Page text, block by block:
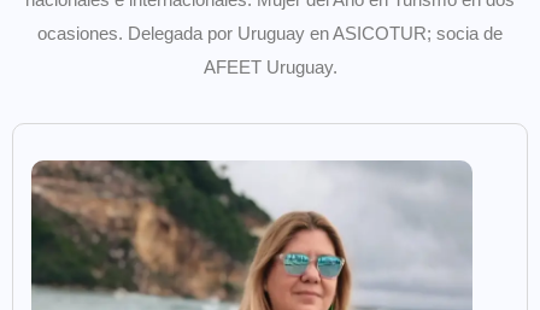
ocasiones. Delegada por Uruguay en ASICOTUR; socia de
AFEET Uruguay.